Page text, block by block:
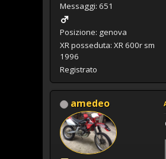
Messaggi: 651
Posizione: genova
XR posseduta: XR 600r sm
1996
Registrato
amedeo